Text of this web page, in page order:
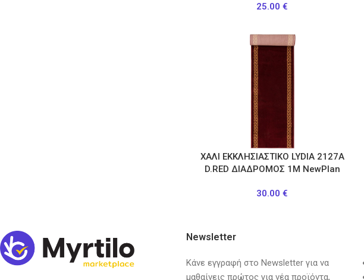
25.00€
ΧΑΛΙ ΕΚΚΛΗΣΙΑΣΤΙΚΟ LYDIA 2127Α
D.RED ΔΙΑΔΡΟΜΟΣ 1Μ NewPlan
30.00€
Newsletter
Κάνε εγγραφή στο Newsletter για να
μαθαίνεις πρώτος για νέα προϊόντα,